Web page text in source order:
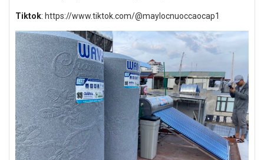
Tiktok: https://www.tiktok.com/@maylocnuoccaocap1